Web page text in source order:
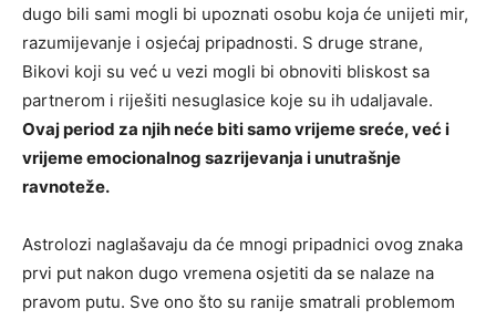
dugo bili sami mogli bi upoznati osobu koja će unijeti mir,
razumijevanje i osjećaj pripadnosti. S druge strane,
Bikovi koji su već u vezi mogli bi obnoviti bliskost sa
partnerom i riješiti nesuglasice koje su ih udaljavale.
Ovaj period za njih neće biti samo vrijeme sreće, već i
vrijeme emocionalnog sazrijevanja i unutrašnje
ravnoteže.
Astrolozi naglašavaju da će mnogi pripadnici ovog znaka
prvi put nakon dugo vremena osjetiti da se nalaze na
pravom putu. Sve ono što su ranije smatrali problemom